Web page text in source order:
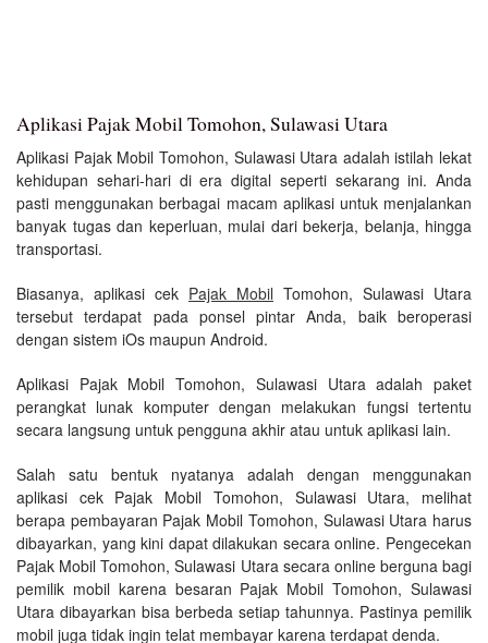
Aplikasi Pajak Mobil Tomohon, Sulawasi Utara
Aplikasi Pajak Mobil Tomohon, Sulawasi Utara adalah istilah lekat
kehidupan sehari-hari di era digital seperti sekarang ini. Anda
pasti menggunakan berbagai macam aplikasi untuk menjalankan
banyak tugas dan keperluan, mulai dari bekerja, belanja, hingga
transportasi.
Biasanya, aplikasi cek Pajak Mobil Tomohon, Sulawasi Utara
tersebut terdapat pada ponsel pintar Anda, baik beroperasi
dengan sistem iOs maupun Android.
Aplikasi Pajak Mobil Tomohon, Sulawasi Utara adalah paket
perangkat lunak komputer dengan melakukan fungsi tertentu
secara langsung untuk pengguna akhir atau untuk aplikasi lain.
Salah satu bentuk nyatanya adalah dengan menggunakan
aplikasi cek Pajak Mobil Tomohon, Sulawasi Utara, melihat
berapa pembayaran Pajak Mobil Tomohon, Sulawasi Utara harus
dibayarkan, yang kini dapat dilakukan secara online. Pengecekan
Pajak Mobil Tomohon, Sulawasi Utara secara online berguna bagi
pemilik mobil karena besaran Pajak Mobil Tomohon, Sulawasi
Utara dibayarkan bisa berbeda setiap tahunnya. Pastinya pemilik
mobil juga tidak ingin telat membayar karena terdapat denda.